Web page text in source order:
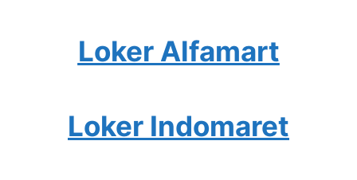
Loker Alfamart
Loker Indomaret